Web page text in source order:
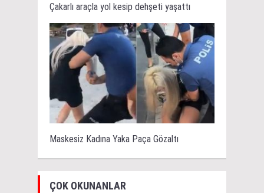
Çakarlı araçla yol kesip dehşeti yaşattı
Maskesiz Kadına Yaka Paça Gözaltı
ÇOK OKUNANLAR